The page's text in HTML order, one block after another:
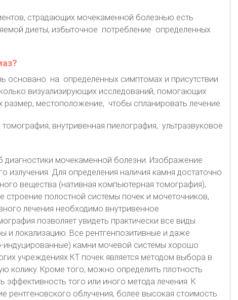
страдающих мочекаменной болезнью есть
диеты, избыточное потребление определенных
основано на определенных симптомах и присутствии
визуализирующих исследований, помогающих
размер, местоположение, чтобы спланировать лечение.
внутривенная пиелография, ультразвуковое
мочекаменной болезни. Изображение
излучения. Для определения наличия камня достаточно
вещества (нативная компьютерная томография),
строение полостной системы почек и мочеточников,
лечения необходимо внутривенное
позволяет увидеть практически все виды
и локализацию. Все рентгенпозитивные и даже
индуцированные) камни мочевой системы хорошо
учреждениях КТ почек является методом выбора в
колику. Кроме того, можно определить плотность
эффективность того или иного метода лечения. К
рентгеновского облучения, более высокая стоимость